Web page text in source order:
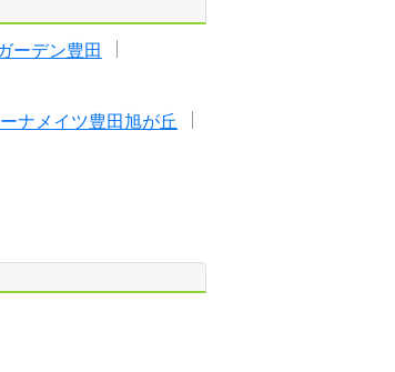
ーデン豊田
ナメイツ豊田旭が丘